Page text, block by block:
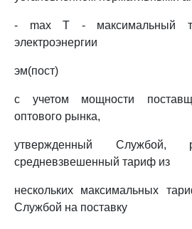
- max Т - максимальный
электроэнергии
эм(пост)
с учетом мощности
оптового рынка,
утвержденный Службой,
средневзвешенный тариф из
нескольких максимальных
Службой на поставку